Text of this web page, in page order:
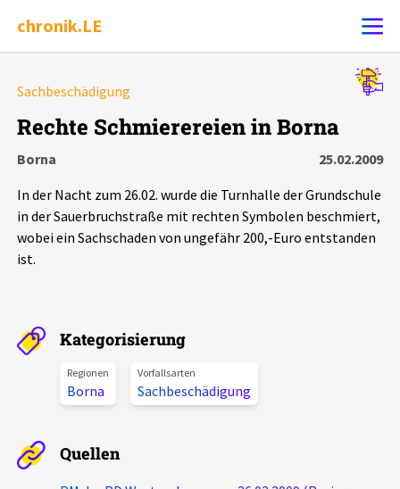
chronik.LE
Chronik
Dossiers
Leipziger Zustände
Phänomene
Alle Beiträge
Sachbeschädigung
Rechte Schmierereien in Borna
Borna
25.02.2009
In der Nacht zum 26.02. wurde die Turnhalle der Grundschule
in der Sauerbruchstraße mit rechten Symbolen beschmiert,
wobei ein Sachschaden von ungefähr 200,-Euro entstanden
ist.
Kategorisierung
Regionen
Borna
Vorfallsarten
Sachbeschädigung
Quellen
Alle Ereignisse
Ereignisse
Ereignisse
Exportieren ? Filter Erklärungen